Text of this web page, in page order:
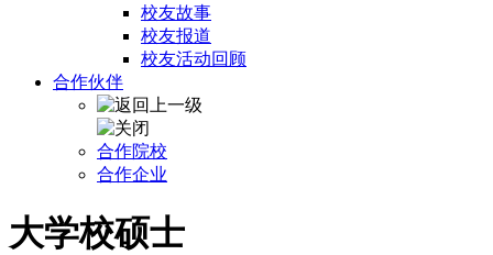
校友故事
校友报道
校友活动回顾
合作伙伴
合作院校
合作企业
大学校硕士